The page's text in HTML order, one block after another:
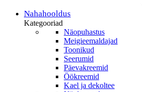
26,40 €.
Nahahooldus
Kategooriad
Näopuhastus
Meigieemaldajad
Toonikud
Seerumid
Päevakreemid
Öökreemid
Kael ja dekoltee